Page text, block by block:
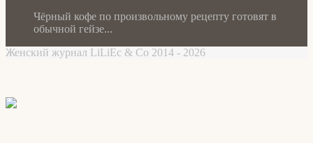
Чёрный кофе по произвольному рецепту готовят в
обычной гейзе...
Женский журнал LiLiEc & Co 2014 - 2026
button